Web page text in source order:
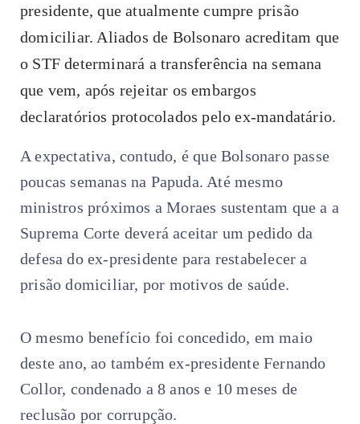
presidente, que atualmente cumpre prisão
domiciliar. Aliados de Bolsonaro acreditam que
o STF determinará a transferência na semana
que vem, após rejeitar os embargos
declaratórios protocolados pelo ex-mandatário.
A expectativa, contudo, é que Bolsonaro passe
poucas semanas na Papuda. Até mesmo
ministros próximos a Moraes sustentam que a a
Suprema Corte deverá aceitar um pedido da
defesa do ex-presidente para restabelecer a
prisão domiciliar, por motivos de saúde.
O mesmo benefício foi concedido, em maio
deste ano, ao também ex-presidente Fernando
Collor, condenado a 8 anos e 10 meses de
reclusão por corrupção.